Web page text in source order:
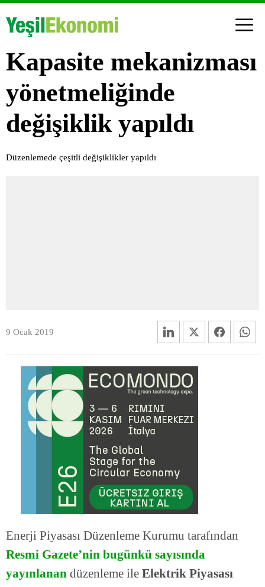
Kapasite mekanizması
yönetmeliğinde
değişiklik yapıldı
Düzenlemede çeşitli değişiklikler yapıldı
9 Ocak 2019
Enerji Piyasası Düzenleme Kurumu tarafından
Resmi Gazete’nin bugünkü sayısında
yayınlanan düzenleme ile Elektrik Piyasası